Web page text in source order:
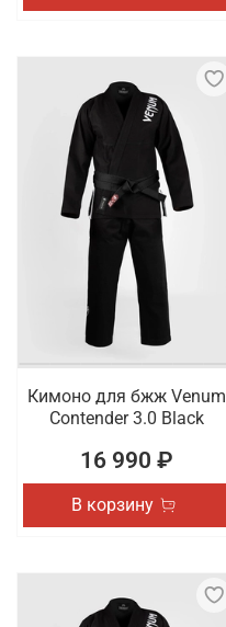
Кимоно для бжж Venum
Contender 3.0 Black
16 990 ₽
В корзину